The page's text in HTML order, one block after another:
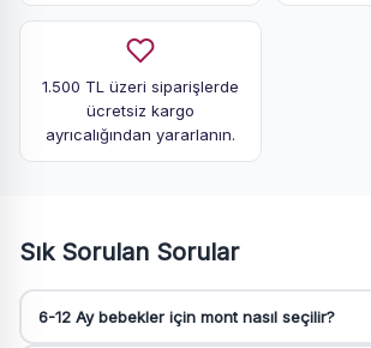
1.500 TL üzeri siparişlerde
ücretsiz kargo
ayrıcalığından yararlanın.
Sık Sorulan Sorular
6-12 Ay bebekler için mont nasıl seçilir?